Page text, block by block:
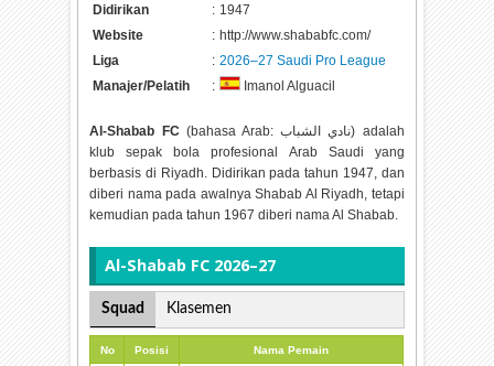
Didirikan
: 1947
Website
: http://www.shababfc.com/
Liga
: 2026–27 Saudi Pro League
Manajer/Pelatih
: Imanol Alguacil
Al-Shabab FC(bahasa Arab: نادي الشباب) adalah
klub sepak bola profesional Arab Saudi yang
berbasis di Riyadh. Didirikan pada tahun 1947, dan
diberi nama pada awalnya Shabab Al Riyadh, tetapi
kemudian pada tahun 1967 diberi nama Al Shabab.
Al-Shabab FC 2026–27
Squad Klasemen
No Posisi Nama Pemain